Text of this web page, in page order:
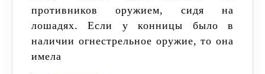
противников оружием, сидя на
лошадях. Если у конницы было в
наличии огнестрельное оружие, то она
имела